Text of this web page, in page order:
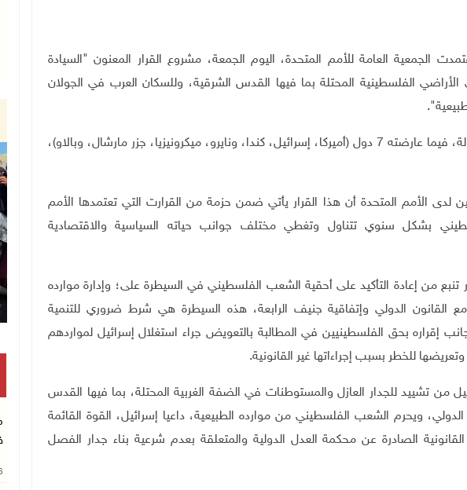
12-2021 وفا- اعتمدت الجمعية العامة للأمم المتحدة، اليوم الجمعة، مشروع القرار المعنون "السيادة
الفلسطينية المحتلة بما فيها القدس الشرقية، وللسكان العرب في الجولان
وصوتت لصالح القانون 156 دولة، فيما عارضته 7 دول (أميركا، إسرائيل، كندا، ونايرو، ميكرونيزيا، جزر مارشال، وبالاو)،
الأمم المتحدة أن هذا القرار يأتي ضمن حزمة من القرارت التي تعتمدها الأمم
بشكل سنوي تتناول وتغطي مختلف جوانب حياته السياسية والاقتصادية
تنبع من إعادة التأكيد على أحقية الشعب الفلسطيني في السيطرة على؛ وإدارة موارده
مع القانون الدولي وإتفاقية جنيف الرابعة، هذه السيطرة هي شرط ضروري للتنمية
إقراره بحق الفلسطينيين في المطالبة بالتعويض جراء استغلال إسرائيل لمواردهم
للخطر بسبب إجراءاتها غير القانونية.
من تشييد للجدار العازل والمستوطنات في الضفة الغربية المحتلة، بما فيها القدس
الدولي، ويحرم الشعب الفلسطيني من موارده الطبيعية، داعيا إسرائيل، القوة القائمة
القانونية الصادرة عن محكمة العدل الدولية والمتعلقة بعدم شرعية بناء جدار الفصل